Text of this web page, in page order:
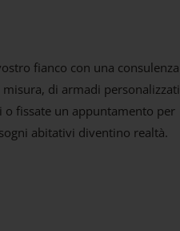
fianco con una consulenza
di armadi personalizzati
fissate un appuntamento per
abitativi diventino realtà.